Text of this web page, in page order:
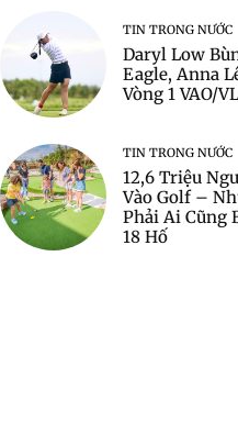
TIN TRONG NƯỚC
Daryl Low
Eagle, Anna
Vòng 1 VAO/
TIN TRONG NƯỚC
12,6 Triệu
Vào Golf –
Phải Ai Cũng
18 Hố